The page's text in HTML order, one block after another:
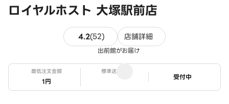
ロイヤルホスト 大塚駅前店
4.2(52) 52件のレビュー
店舗詳細
出前館がお届け
最低注文金額
1円
標準送料
ステータス
受付中